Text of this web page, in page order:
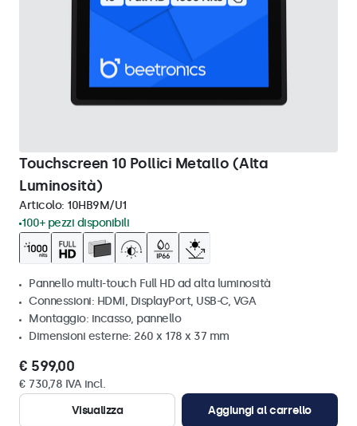
Touchscreen 10 Pollici Metallo (Alta
Luminosità)
Articolo: 10HB9M/U1
100+ pezzi disponibili
Pannello multi-touch Full HD ad alta luminosità
Connessioni: HDMI, DisplayPort, USB-C, VGA
Montaggio: incasso, pannello
Dimensioni esterne: 260 x 178 x 37 mm
€ 599,00
€ 730,78 IVA incl.
Visualizza
Aggiungi al carrello